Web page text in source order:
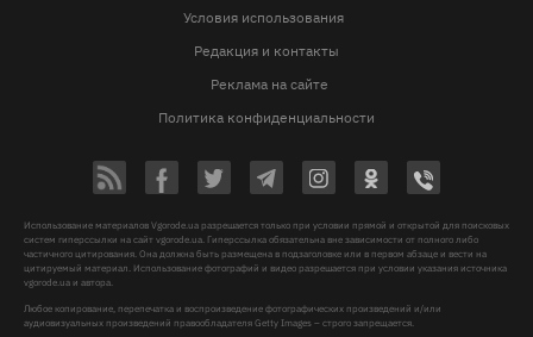
Условия использования
Редакция и контакты
Реклама на сайте
Политика конфиденциальности
Использование материалов Vgorode.ua разрешается только при условии прямой и открытой для поисковых
систем гиперссылки на сайт vgorode.ua. Гиперссылка обязательна вне зависимости от полного либо
частичного цитирования. Она должна быть размещена в подзаголовке или в первом абзаце и вести на
цитируемый материал. Использование фотографий и видео разрешается при условии указания источника
vgorode.ua и автора.
Любое копирование, перепечатка и воспроизведение фотографических произведений и/или
аудиовизуальных произведений правообладателя Getty Images – строго запрещается.